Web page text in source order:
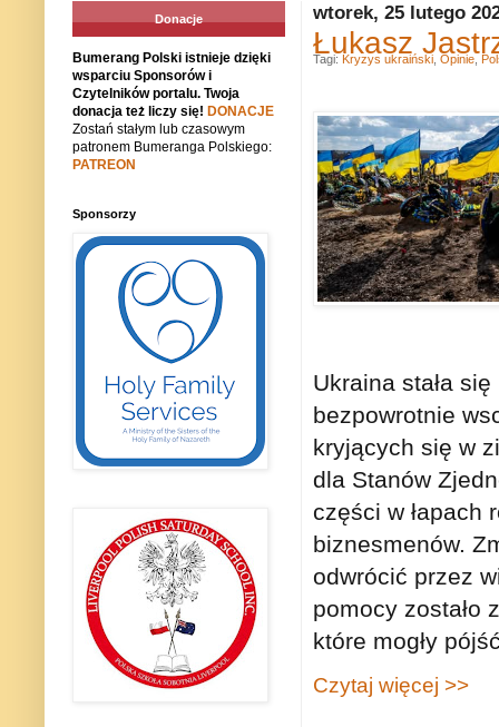
wtorek, 25 lutego
Łukasz
Ukraina stała
bezpowrotnie
kryjących się w
dla Stanów
części w łapach
biznesmenów.
odwrócić przez
pomocy zostało
które mogły
Czytaj więcej >>
Tagi: Kryzys ukraiński Opinie
Donacje
Bumerang Polski istnieje dzięki
wsparciu Sponsorów i
Czytelników portalu. Twoja
donacja też liczy się! DONACJE
Zostań stałym lub czasowym
patronem Bumeranga Polskiego:
PATREON
Sponsorzy